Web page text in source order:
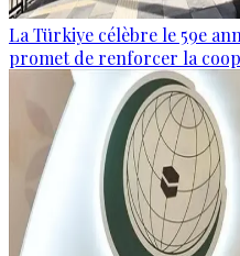
La Türkiye célèbre le 59e
promet de renforcer la